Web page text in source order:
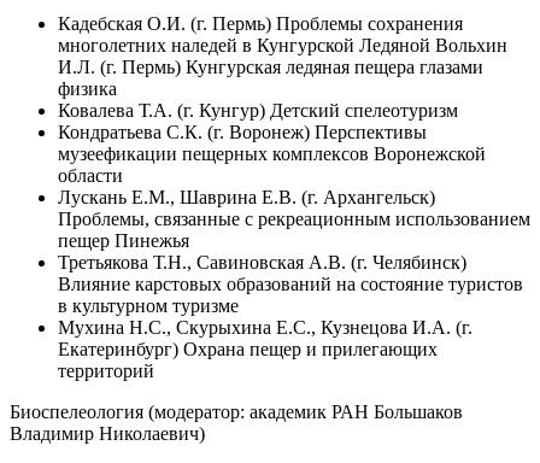
Кадебская О.И. (г. Пермь) Проблемы сохранения
многолетних наледей в Кунгурской Ледяной Вольхин
И.Л. (г. Пермь) Кунгурская ледяная пещера глазами
физика
Ковалева Т.А. (г. Кунгур) Детский спелеотуризм
Кондратьева С.К. (г. Воронеж) Перспективы
музеефикации пещерных комплексов Воронежской
области
Лускань Е.М., Шаврина Е.В. (г. Архангельск)
Проблемы, связанные с рекреационным использованием
пещер Пинежья
Третьякова Т.Н., Савиновская А.В. (г. Челябинск)
Влияние карстовых образований на состояние туристов
в культурном туризме
Мухина Н.С., Скурыхина Е.С., Кузнецова И.А. (г.
Екатеринбург) Охрана пещер и прилегающих
территорий
Биоспелеология (модератор: академик РАН Большаков
Владимир Николаевич)